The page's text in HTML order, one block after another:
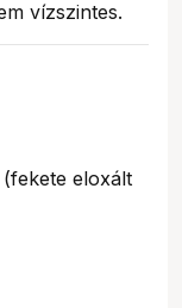
vízszintes.
eloxált